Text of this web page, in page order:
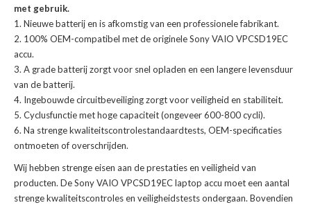
met gebruik.
Nieuwe batterij en is afkomstig van een professionele fabrikant.
100% OEM-compatibel met deoriginele Sony VAIO VPCSD19EC
accu.
A grade batterij zorgt voor snel opladen en een langere levensduur
van de batterij.
Ingebouwde circuitbeveiliging zorgt voor veiligheid en stabiliteit.
Cyclusfunctie met hoge capaciteit (ongeveer 600-800 cycli).
Na strenge kwaliteitscontrolestandaardtests, OEM-specificaties
ontmoeten of overschrijden.
Wij hebben strenge eisen aan de prestaties en veiligheid van
producten. DeSony VAIO VPCSD19EC laptop accu moet een aantal
strenge kwaliteitscontroles en veiligheidstests ondergaan. Bovendien